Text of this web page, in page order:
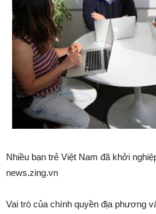
Nhiều bạn trẻ Việt Nam đã khởi
news.zing.vn
Vai trò của chính quyền địa phương